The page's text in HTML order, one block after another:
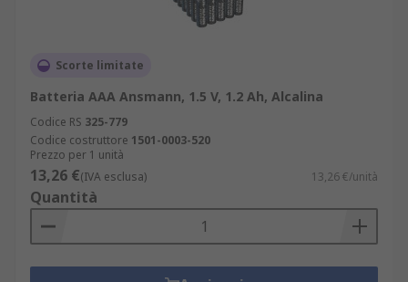
Scorte limitate
Batteria AAA Ansmann, 1.5 V, 1.2 Ah, Alcalina
Codice RS 325-779
Codice costruttore 1501-0003-520
Prezzo per 1 unità
13,26 €(IVA esclusa) 13,26 €/unità
Quantità